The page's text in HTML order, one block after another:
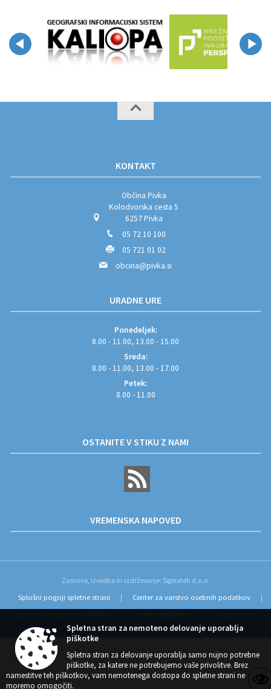
KONTAKT
Občina Pivka
Kolodvorska cesta 5
6257 Pivka
05 72 10 100
05 721 01 02
obcina@pivka.si
URADNE URE
Ponedeljek:
8.00 - 11.00, 13.00 - 15.00
Sreda:
8.00 - 11.00, 13.00 - 17.00
Petek:
8.00 - 11.00
OSTANITE V STIKU Z NAMI
VREMENSKA NAPOVED
Zasnova, izvedba in vzdrževanje: Sigmateh d.o.o.
Splošni pogoji spletne strani Center za varstvo osebnih podatkov
Spletna stran za nemoteno delovanje uporablja
piškotke
Spletna stran za delovanje uporablja samo nujno potrebne
piškotke, za katere ne potrebujemo vaše privolitve. Brez
namestitve teh piškotkov, vam nemotenega dostopa do spletne strani ne
moremo omogočiti.